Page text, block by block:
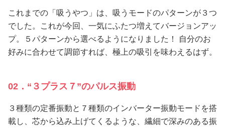
これまでの「吸うやつ」は、吸うモードのパターンが３つ
でした。これが今回、一気にふたつ増えてバージョンアッ
プ。５パターンから選べるようになりました！ 自分のお
好みに合わせて調節すれば、極上の吸引を味わえるはず。
02．“３プラス７”のパルス振動
３種類の定番振動と７種類のインバーター振動モードを搭
載し、芯から込み上げてくるような、繊細で深みのある振